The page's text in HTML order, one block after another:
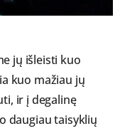
jų išleisti kuo
kuo mažiau jų
ir į degalinę
daugiau taisyklių